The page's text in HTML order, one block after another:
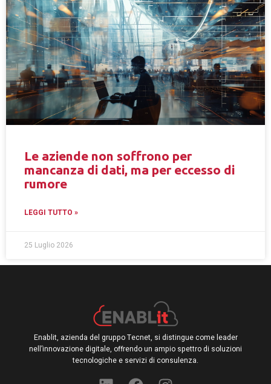
Le aziende non soffrono per
mancanza di dati, ma per eccesso di
rumore
LEGGI TUTTO »
25 Luglio 2026
Enablit, azienda del gruppo Tecnet, si distingue come leader
nell’innovazione digitale, offrendo un ampio spettro di soluzioni
tecnologiche e servizi di consulenza.